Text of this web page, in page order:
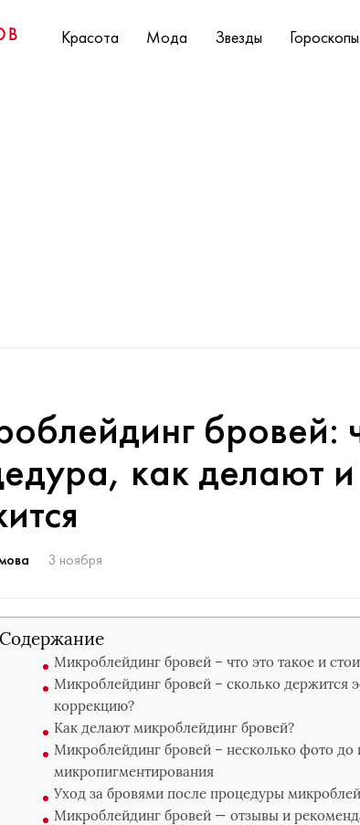
Красота Мода Звезды Гороскопы
бровей:
как делают и
3 ноября
Содержание
Микроблейдинг бровей – что это такое и
Микроблейдинг бровей – сколько держится
коррекцию?
Как делают микроблейдинг бровей?
Микроблейдинг бровей – несколько фото до
микропигментирования
Уход за бровями после процедуры
Микроблейдинг бровей — отзывы и